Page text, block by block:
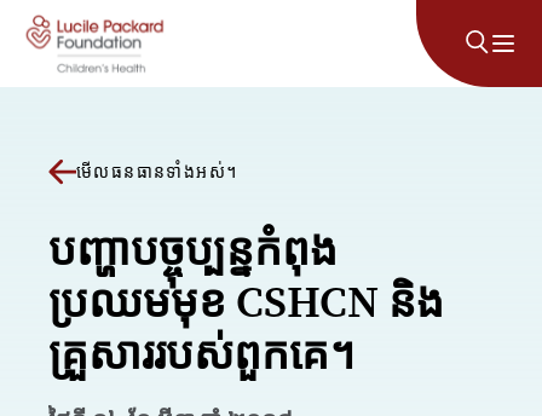
រំលងទៅមាតិកា
មើលធនធានទាំងអស់។
បញ្ហាបច្ចុប្បន្នកំពុង
ប្រឈមមុខ CSHCN និង
គ្រួសាររបស់ពួកគេ។